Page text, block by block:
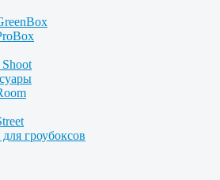
гроубоксов